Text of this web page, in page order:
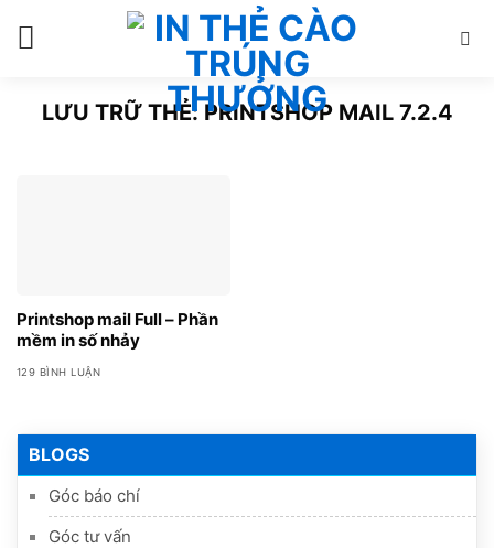
LƯU TRỮ THẺ: PRINTSHOP MAIL 7.2.4
BLOGS
Góc báo chí
Góc tư vấn
Printshop mail Full – Phần
mềm in số nhảy
129 BÌNH LUẬN